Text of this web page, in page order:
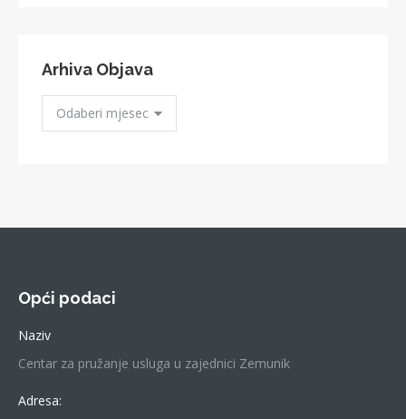
Arhiva Objava
Arhiva
Objava
Opći podaci
Naziv
Centar za pružanje usluga u zajednici Zemunik
Adresa: